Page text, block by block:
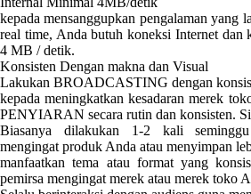
kepada mensanggupkan pengalaman yang
real time, Anda butuh koneksi Internet dan
4 MB / detik.
Konsisten Dengan makna dan Visual
Lakukan BROADCASTING dengan
kepada meningkatkan kesadaran merek
PENYIARAN secara rutin dan konsisten.
Biasanya dilakukan 1-2 kali
mengingat produk Anda atau menyimpan
manfaatkan tema atau format yang
pemirsa mengingat merek atau merek toko